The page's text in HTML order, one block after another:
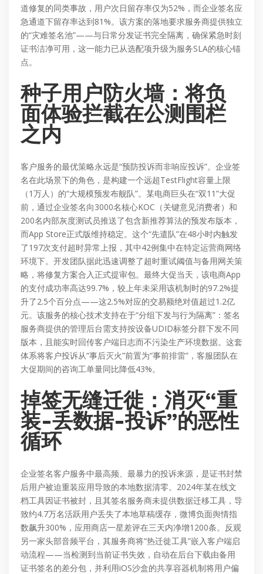
道修复的同类事故，用户次日留存率仅为52%，而企业签名应
急通道下留存率达到81%。该方案的落地要求服务商提供独立
的“灾难签名池”——与日常分发证书完全隔离，确保紧急时刻
证书洁净可用，这一能力已从选配项升级为服务SLA的核心锚
点。
种子用户防火墙：将负
面体验拦截在公测围栏
之内
客户服务的最优策略永远是“预防投诉而非响应投诉”。企业签
名在此场景下的角色，是构建一个远超TestFlight容量上限
（1万人）的“大规模预发布舰队”。某电商巨头在“双11”大促
前，通过企业签名向3000名核心KOC（关键意见消费者）和
200名内部灰度测试员推送了包含新推荐算法的预发布版本，
而App Store正式版维持稳定。这个“先遣队”在48小时内触发
了197次支付超时异常上报，其中42例集中在特定运营商网络
环境下。开发团队据此迅速调整了超时重试阈值与备用网关策
略，将修复方案合入正式提审包。最终大促当天，该电商App
的支付成功率高达99.7%，较上年未采用该机制时的97.2%提
升了2.5个百分点——这2.5%对应的交易额绝对值超过1.2亿
元。该服务的核心技术支持在于“分组下发与行为隔离”：签名
服务商提供的管理后台需支持按设备UDID标签分群下发不同
版本，且能实时回传客户端日志而不污染生产环境数据。这套
体系将客户投诉从“事后灭火”前置为“事前排雷”，客服团队在
大促期间的咨询工单量同比降低43%。
掉签无缝迁徙：消灭“重
装-丢数据-投诉”的恶性
循环
企业签名客户服务中最高频、最暴力的投诉来源，是证书封禁
后用户被迫重装应用导致的本地数据清零。2024年某在线文
档工具因证书被封，且其签名服务商未提供数据迁移工具，导
致约4.7万名活跃用户丢失了本地草稿缓存，微博负面舆情指
数飙升300%，应用商店一星差评在三天内净增1200条。反观
另一家头部音频平台，其服务商将“热迁徙工具”嵌入客户端启
动流程——当检测到当前证书失效，自动在后台下载由备用
证书签名的差分包，并利用iOS沙盒的共享容器机制将用户偏